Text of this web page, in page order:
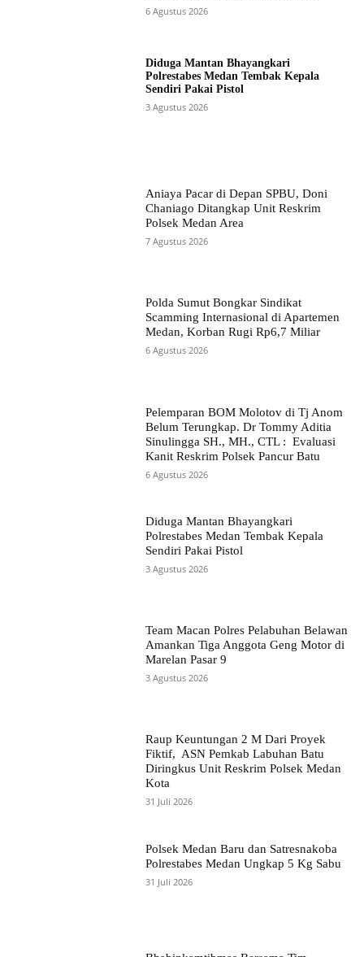
6 Agustus 2026
Diduga Mantan Bhayangkari
Polrestabes Medan Tembak Kepala
Sendiri Pakai Pistol
3 Agustus 2026
Aniaya Pacar di Depan SPBU, Doni
Chaniago Ditangkap Unit Reskrim
Polsek Medan Area
7 Agustus 2026
Polda Sumut Bongkar Sindikat
Scamming Internasional di Apartemen
Medan, Korban Rugi Rp6,7 Miliar
6 Agustus 2026
Pelemparan BOM Molotov di Tj Anom
Belum Terungkap. Dr Tommy Aditia
Sinulingga SH., MH., CTL : Evaluasi
Kanit Reskrim Polsek Pancur Batu
6 Agustus 2026
Diduga Mantan Bhayangkari
Polrestabes Medan Tembak Kepala
Sendiri Pakai Pistol
3 Agustus 2026
Team Macan Polres Pelabuhan Belawan
Amankan Tiga Anggota Geng Motor di
Marelan Pasar 9
3 Agustus 2026
Raup Keuntungan 2 M Dari Proyek
Fiktif, ASN Pemkab Labuhan Batu
Diringkus Unit Reskrim Polsek Medan
Kota
31 Juli 2026
Polsek Medan Baru dan Satresnakoba
Polrestabes Medan Ungkap 5 Kg Sabu
31 Juli 2026